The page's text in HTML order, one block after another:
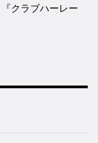
クラブハーレー